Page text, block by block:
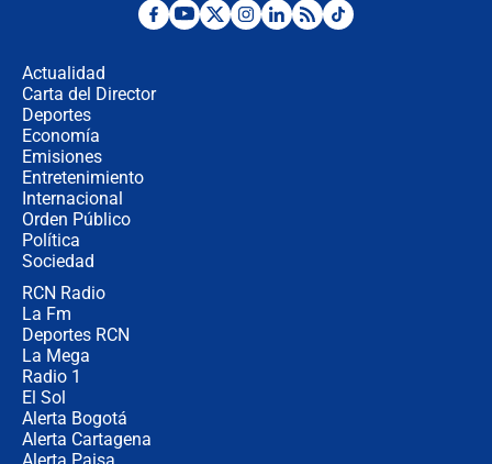
¿La posesión de Abelardo De la
Actualidad
Carta del Director
Deportes
Economía
Emisiones
Entretenimiento
Internacional
Orden Público
Política
Sociedad
RCN Radio
La Fm
Deportes RCN
La Mega
Radio 1
El Sol
Alerta Bogotá
Alerta Cartagena